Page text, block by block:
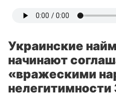
Украинские
начинают
«вражескими